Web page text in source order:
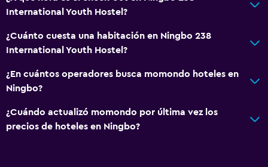
International Youth Hostel?
¿Cuánto cuesta una habitación en Ningbo 238
International Youth Hostel?
¿En cuántos operadores busca momondo hoteles en
Ningbo?
¿Cuándo actualizó momondo por última vez los
precios de hoteles en Ningbo?